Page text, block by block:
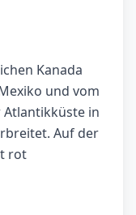
Kanada
und vom
Atlantikküste in
Auf der
rot